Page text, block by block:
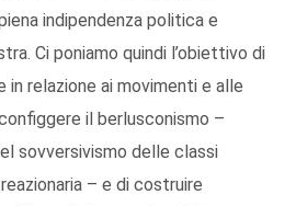
indipendenza politica e
Ci poniamo quindi l’obiettivo di
in relazione ai movimenti e alle
il berlusconismo –
sovversivismo delle classi
– e di costruire